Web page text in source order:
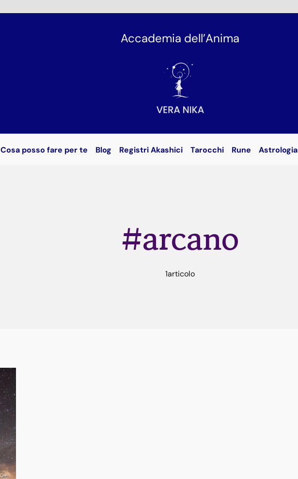
Accademia dell’Anima
Cosa posso fare per te Blog Registri Akashici Tarocchi Rune Astrologia
#arcano
1articolo